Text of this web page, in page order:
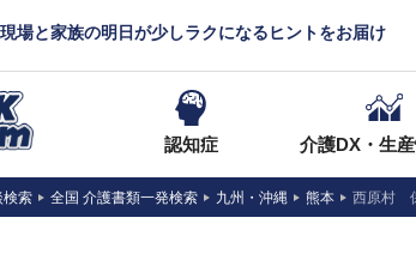
場と家族の明日が少しラクになるヒントをお届け
認知症 介護DX・生
検索 全国 介護書類一発検索 九州・沖縄 熊本 西原村